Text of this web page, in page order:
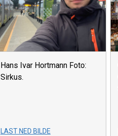
Hans Ivar Hortmann Foto:
Sirkus.
LAST NED BILDE